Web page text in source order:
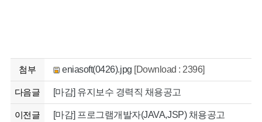
첨부 eniasoft(0426).jpg [Download : 2396]
다음글 [마감] 유지보수 경력직 채용공고
이전글 [마감] 프로그램개발자(JAVA,JSP) 채용공고